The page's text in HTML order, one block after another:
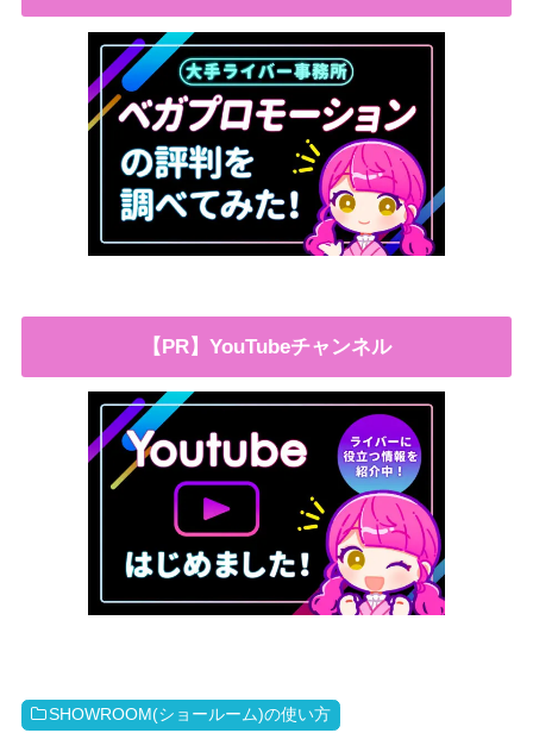
【PR】YouTubeチャンネル
SHOWROOM(ショールーム)の使い方